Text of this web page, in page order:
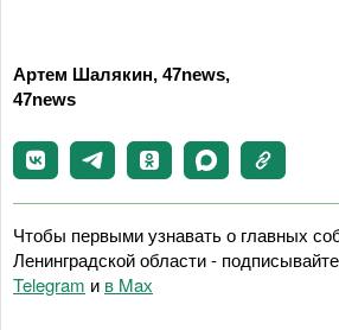
Артем Шалякин, 47news,
47news
Чтобы первыми узнавать о главных
Ленинградской области -
Telegram и в Maх